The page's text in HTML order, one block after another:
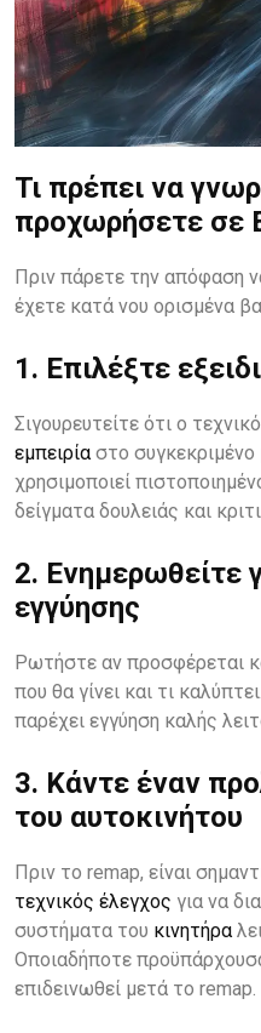
Τι πρέπει να
προχωρήσετε σε
Πριν πάρετε την απόφαση
έχετε κατά νου ορισμένα
1. Επιλέξτε
Σιγουρευτείτε ότι ο
εμπειρίαστο συγκεκριμένο
χρησιμοποιεί
δείγματα δουλειάς και
2. Ενημερωθείτε
εγγύησης
Ρωτήστε αν προσφέρεται
που θα γίνει και τι
παρέχει εγγύηση καλής
3. Κάντε έναν
του αυτοκινήτου
Πριν το remap, είναι
τεχνικός έλεγχος για να
συστήματα του κινητήρα
Οποιαδήποτε
επιδεινωθεί μετά το remap.